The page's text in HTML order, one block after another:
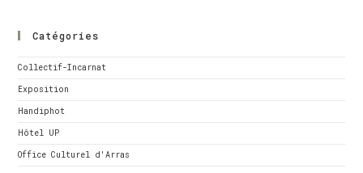
Catégories
Collectif-Incarnat
Exposition
Handiphot
Hôtel UP
Office Culturel d'Arras